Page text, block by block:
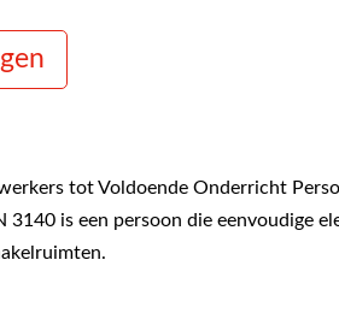
tot Voldoende Onderricht
3140 is een persoon die eenvoudige